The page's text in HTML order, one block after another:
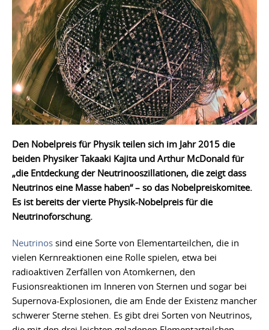
Den Nobelpreis für Physik teilen sich im Jahr 2015 die
beiden Physiker Takaaki Kajita und Arthur McDonald für
„die Entdeckung der Neutrinooszillationen, die zeigt dass
Neutrinos eine Masse haben“ – so das Nobelpreiskomitee.
Es ist bereits der vierte Physik-Nobelpreis für die
Neutrinoforschung.
Neutrinos sind eine Sorte von Elementarteilchen, die in
vielen Kernreaktionen eine Rolle spielen, etwa bei
radioaktiven Zerfällen von Atomkernen, den
Fusionsreaktionen im Inneren von Sternen und sogar bei
Supernova-Explosionen, die am Ende der Existenz mancher
schwerer Sterne stehen. Es gibt drei Sorten von Neutrinos,